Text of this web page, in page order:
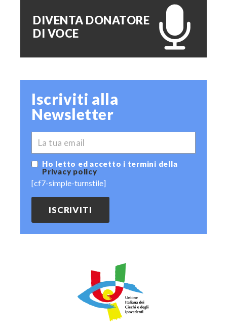
DIVENTA DONATORE
DI VOCE
Iscriviti alla
Newsletter
EMAIL
Ho letto ed accetto i termini della
Privacy policy
[cf7-simple-turnstile]